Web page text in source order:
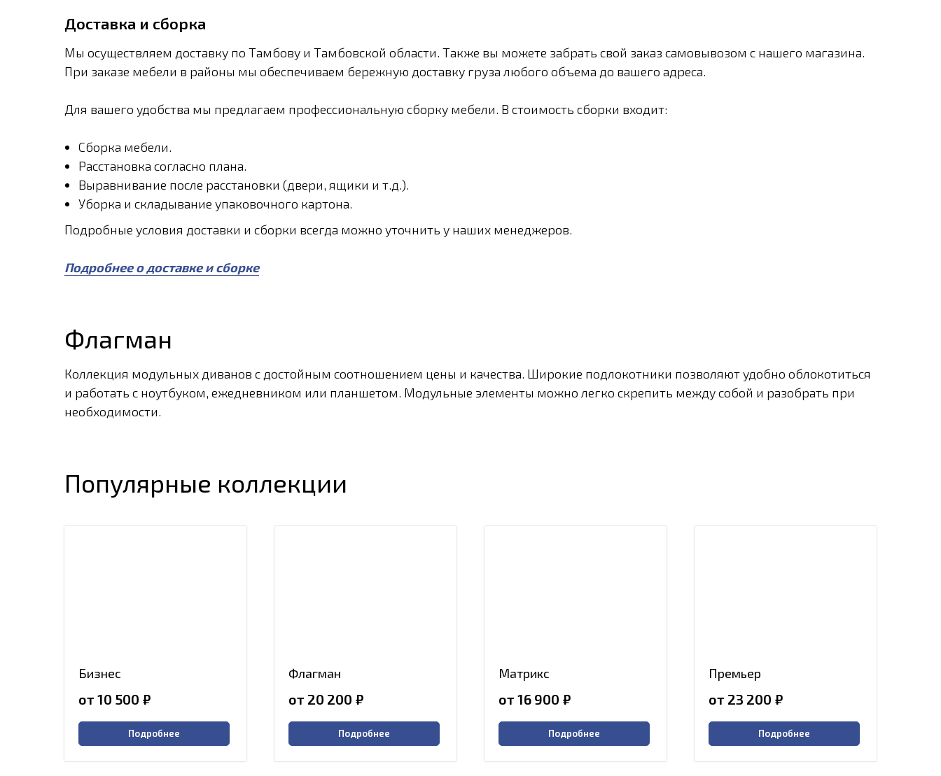
Доставка и сборка
Мы осуществляем доставку по Тамбову и Тамбовской области. Также вы можете забрать свой заказ самовывозом с нашего магазина.
При заказе мебели в районы мы обеспечиваем бережную доставку груза любого объема до вашего адреса.
Для вашего удобства мы предлагаем профессиональную сборку мебели. В стоимость сборки входит:
Сборка мебели.
Расстановка согласно плана.
Выравнивание после расстановки (двери, ящики и т.д.).
Уборка и складывание упаковочного картона.
Подробные условия доставки и сборки всегда можно уточнить у наших менеджеров.
Подробнее о доставке и сборке
Флагман
Коллекция модульных диванов с достойным соотношением цены и качества. Широкие подлокотники позволяют удобно облокотиться
и работать с ноутбуком, ежедневником или планшетом. Модульные элементы можно легко скрепить между собой и разобрать при
необходимости.
Популярные коллекции
Бизнес
от 10 500 ₽
Подробнее
Флагман
от 20 200 ₽
Подробнее
Матрикс
от 16 900 ₽
Подробнее
Премьер
от 23 200 ₽
Подробнее